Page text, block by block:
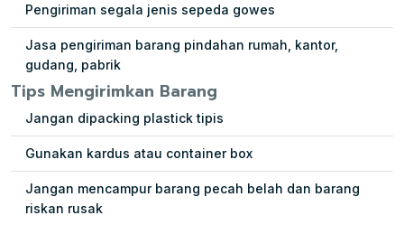
Pengiriman segala jenis sepeda gowes
Jasa pengiriman barang pindahan rumah, kantor,
gudang, pabrik
Tips Mengirimkan Barang
Jangan dipacking plastick tipis
Gunakan kardus atau container box
Jangan mencampur barang pecah belah dan barang
riskan rusak